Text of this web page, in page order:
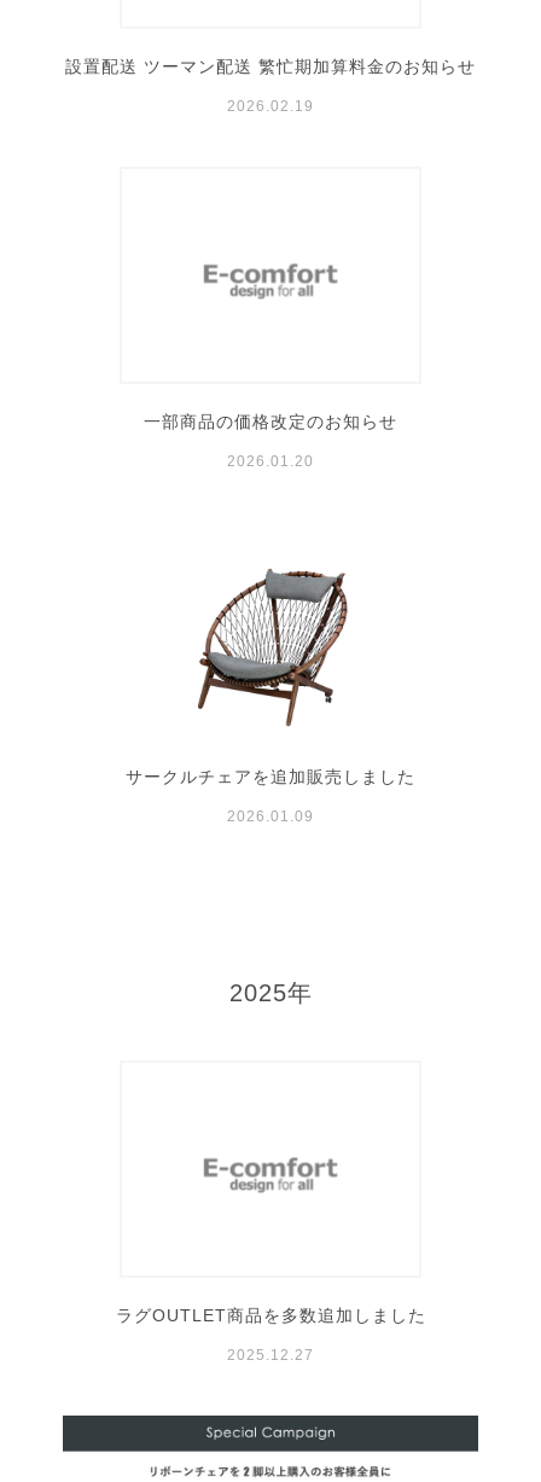
設置配送 ツーマン配送 繁忙期加算料金のお知らせ
2026.02.19
一部商品の価格改定のお知らせ
2026.01.20
サークルチェアを追加販売しました
2026.01.09
2025年
ラグOUTLET商品を多数追加しました
2025.12.27